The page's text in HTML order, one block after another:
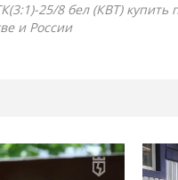
25/8 бел (КВТ)
и России